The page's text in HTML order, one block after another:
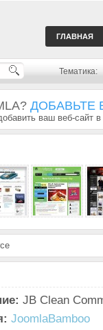
ГЛАВНАЯ
Тематика:
ДОБАВЬТЕ
ваш веб-сайт
JB Clean
JoomlaBamboo